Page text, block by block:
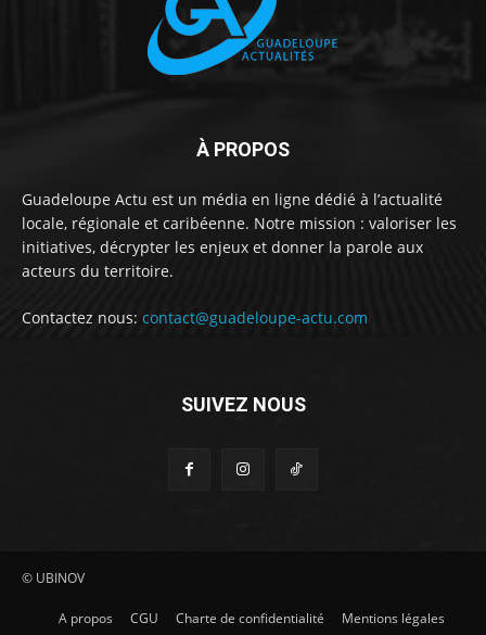
À PROPOS
Guadeloupe Actu est un média en ligne dédié à l’actualité
locale, régionale et caribéenne. Notre mission : valoriser les
initiatives, décrypter les enjeux et donner la parole aux
acteurs du territoire.
Contactez nous: contact@guadeloupe-actu.com
SUIVEZ NOUS
© UBINOV
A propos CGU Charte de confidentialité Mentions légales